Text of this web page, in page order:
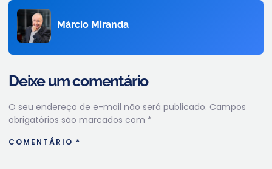
Márcio Miranda
Deixe um comentário
O seu endereço de e-mail não será publicado. Campos
obrigatórios são marcados com *
COMENTÁRIO *